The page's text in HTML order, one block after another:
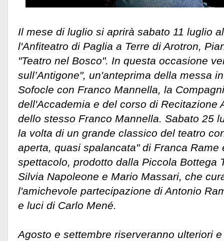
Il mese di luglio si aprirà sabato 11 luglio
l'Anfiteatro di Paglia a Terre di Arotron,
"Teatro nel Bosco". In questa occasione
sull’Antigone", un'anteprima della messa
Sofocle con Franco Mannella, la
dell'Accademia e del corso di Recitazione
dello stesso Franco Mannella. Sabato 25
la volta di un grande classico del teatro
aperta, quasi spalancata" di Franca Rame
spettacolo, prodotto dalla Piccola Bottega
Silvia Napoleone e Mario Massari, che
l'amichevole partecipazione di Antonio
e luci di Carlo Mené.
Agosto e settembre riserveranno ulteriori